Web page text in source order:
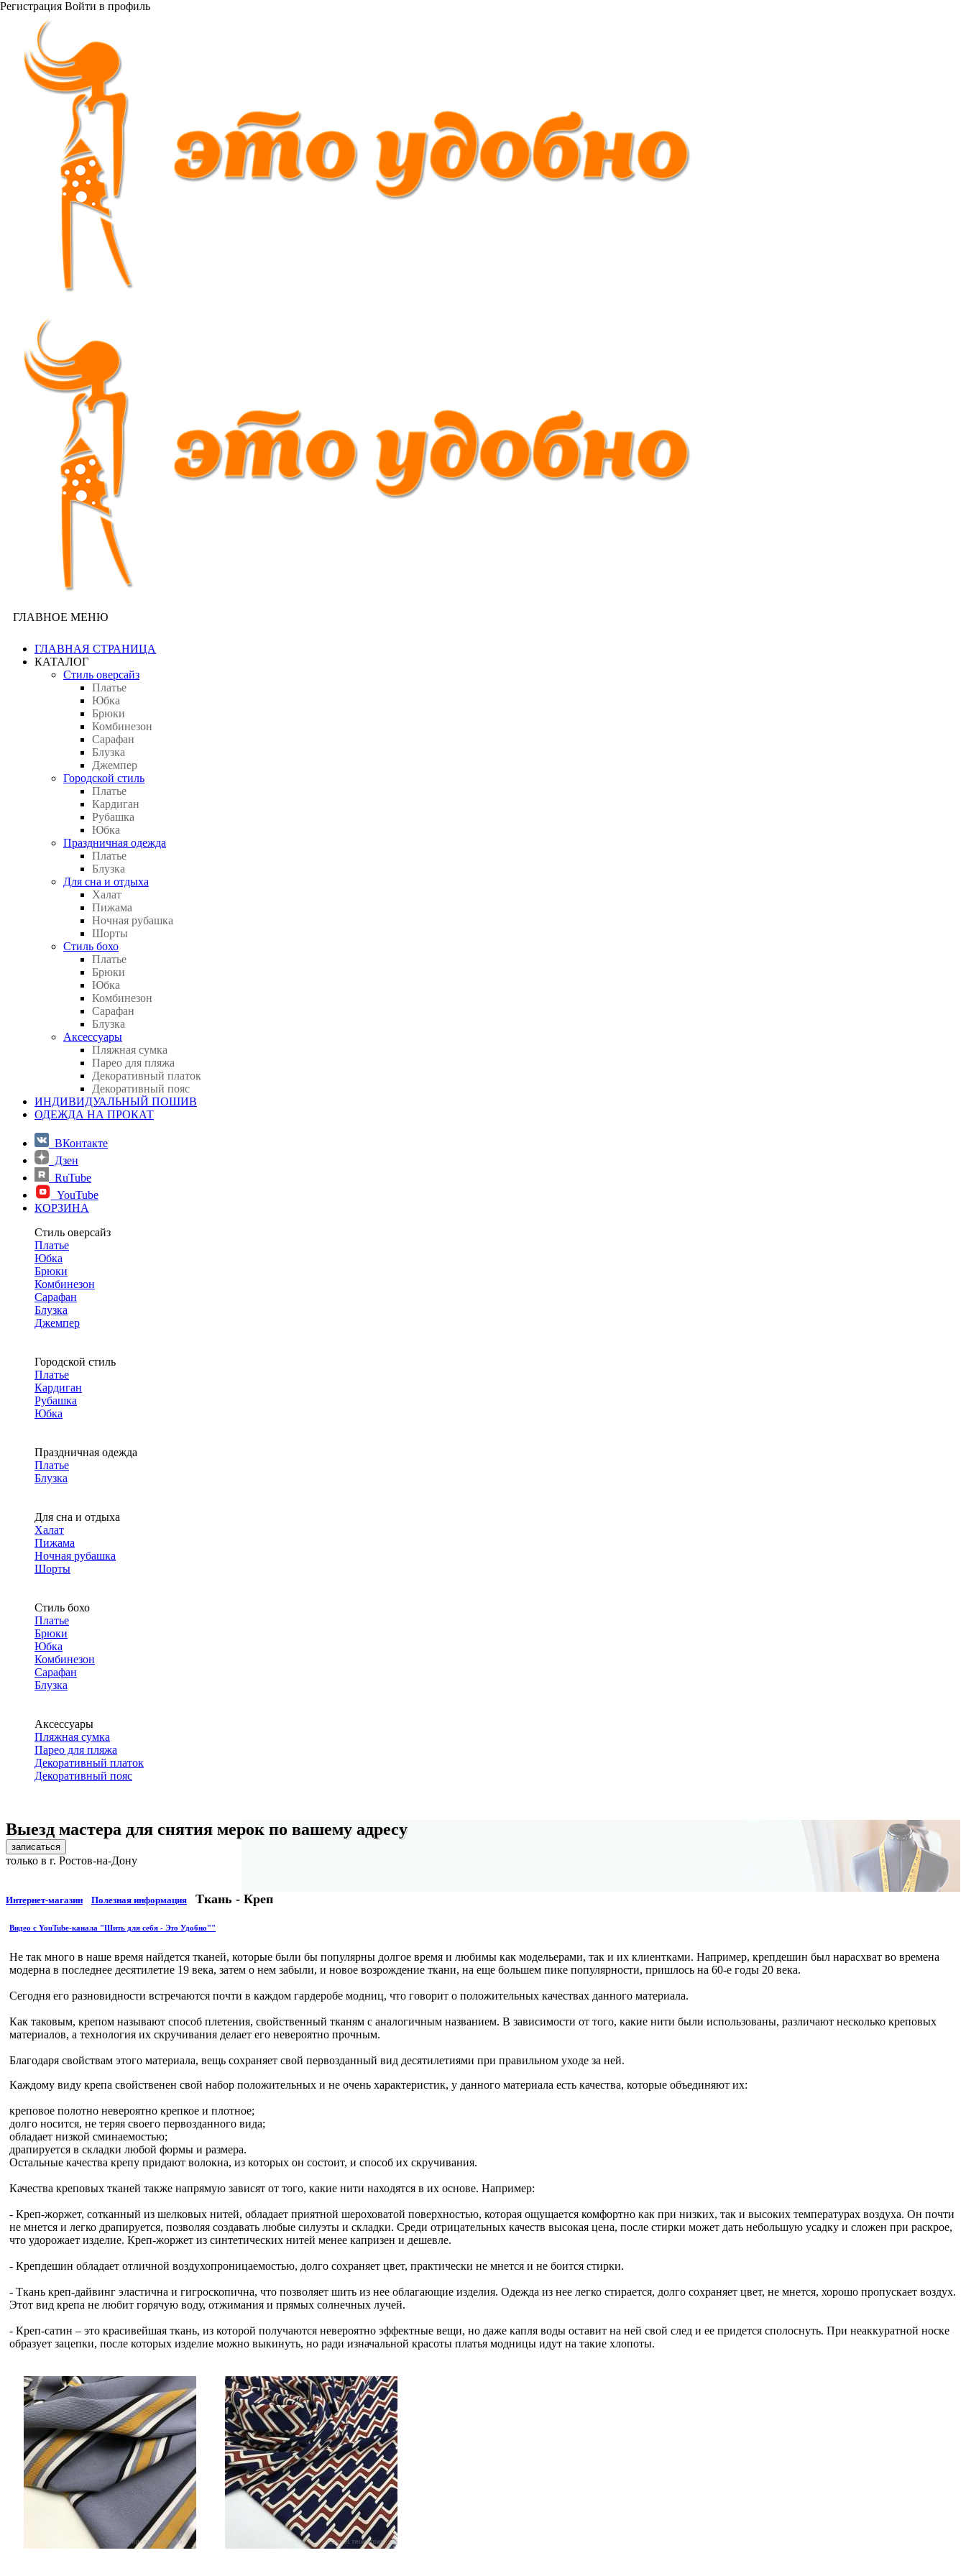
Регистрация Войти в профиль
ГЛАВНОЕ МЕНЮ
ГЛАВНАЯ СТРАНИЦА
КАТАЛОГ
Стиль оверсайз
Платье
Юбка
Брюки
Комбинезон
Сарафан
Блузка
Джемпер
Городской стиль
Платье
Кардиган
Рубашка
Юбка
Праздничная одежда
Платье
Блузка
Для сна и отдыха
Халат
Пижама
Ночная рубашка
Шорты
Стиль бохо
Платье
Брюки
Юбка
Комбинезон
Сарафан
Блузка
Аксессуары
Пляжная сумка
Парео для пляжа
Декоративный платок
Декоративный пояс
ИНДИВИДУАЛЬНЫЙ ПОШИВ
ОДЕЖДА НА ПРОКАТ
ВКонтакте
Дзен
RuTube
YouTube
КОРЗИНА
Стиль оверсайз
Платье
Юбка
Брюки
Комбинезон
Сарафан
Блузка
Джемпер
Городской стиль
Платье
Кардиган
Рубашка
Юбка
Праздничная одежда
Платье
Блузка
Для сна и отдыха
Халат
Пижама
Ночная рубашка
Шорты
Стиль бохо
Платье
Брюки
Юбка
Комбинезон
Сарафан
Блузка
Аксессуары
Пляжная сумка
Парео для пляжа
Декоративный платок
Декоративный пояс
Выезд мастера для снятия мерок по вашему адресу
записаться
только в г. Ростов-на-Дону
Интернет-магазин Полезная информация Ткань - Креп
Видео с YouTube-канала "Шить для себя - Это Удобно""
Не так много в наше время найдется тканей, которые были бы популярны долгое время и любимы как модельерами, так и их клиентками. Например, крепдешин был нарасхват во времена
модерна в последнее десятилетие 19 века, затем о нем забыли, и новое возрождение ткани, на еще большем пике популярности, пришлось на 60-е годы 20 века.
Сегодня его разновидности встречаются почти в каждом гардеробе модниц, что говорит о положительных качествах данного материала.
Как таковым, крепом называют способ плетения, свойственный тканям с аналогичным названием. В зависимости от того, какие нити были использованы, различают несколько креповых
материалов, а технология их скручивания делает его невероятно прочным.
Благодаря свойствам этого материала, вещь сохраняет свой первозданный вид десятилетиями при правильном уходе за ней.
Каждому виду крепа свойственен свой набор положительных и не очень характеристик, у данного материала есть качества, которые объединяют их:
креповое полотно невероятно крепкое и плотное;
долго носится, не теряя своего первозданного вида;
обладает низкой сминаемостью;
драпируется в складки любой формы и размера.
Остальные качества крепу придают волокна, из которых он состоит, и способ их скручивания.
Качества креповых тканей также напрямую зависят от того, какие нити находятся в их основе. Например:
- Креп-жоржет, сотканный из шелковых нитей, обладает приятной шероховатой поверхностью, которая ощущается комфортно как при низких, так и высоких температурах воздуха. Он почти
не мнется и легко драпируется, позволяя создавать любые силуэты и складки. Среди отрицательных качеств высокая цена, после стирки может дать небольшую усадку и сложен при раскрое,
что удорожает изделие. Креп-жоржет из синтетических нитей менее капризен и дешевле.
- Крепдешин обладает отличной воздухопроницаемостью, долго сохраняет цвет, практически не мнется и не боится стирки.
- Ткань креп-дайвинг эластична и гигроскопична, что позволяет шить из нее облагающие изделия. Одежда из нее легко стирается, долго сохраняет цвет, не мнется, хорошо пропускает воздух.
Этот вид крепа не любит горячую воду, отжимания и прямых солнечных лучей.
- Креп-сатин – это красивейшая ткань, из которой получаются невероятно эффектные вещи, но даже капля воды оставит на ней свой след и ее придется сполоснуть. При неаккуратной носке
образует зацепки, после которых изделие можно выкинуть, но ради изначальной красоты платья модницы идут на такие хлопоты.